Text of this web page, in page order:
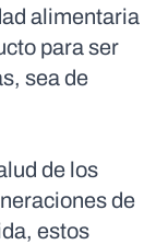
alimentaria
para ser
sea de
de los
de
estos